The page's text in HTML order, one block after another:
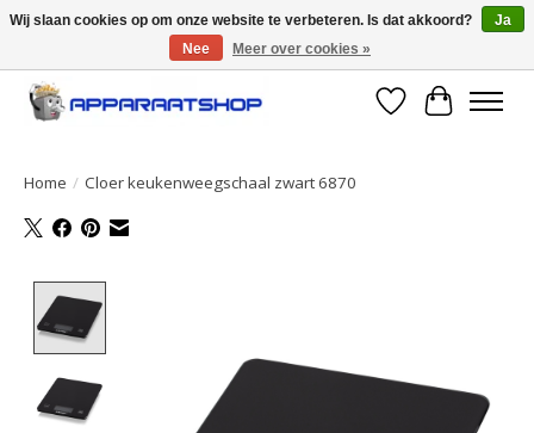
Large selection of products and fast shipping!
Verlanglijst
Home / Cloer keukenweegschaal zwart 6870
Wij slaan cookies op om onze website te verbeteren. Is dat akkoord?
Ja
Nee
Meer over cookies »